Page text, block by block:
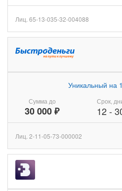
Лиц. 65-13-035-32-004088
Сумма до
30 000 ₽
Уникальный на
Срок,
12-
Лиц. 2-11-05-73-000002